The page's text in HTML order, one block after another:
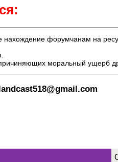
нахождение форумчанам на
моральный ущерб
landcast518@gmail.com